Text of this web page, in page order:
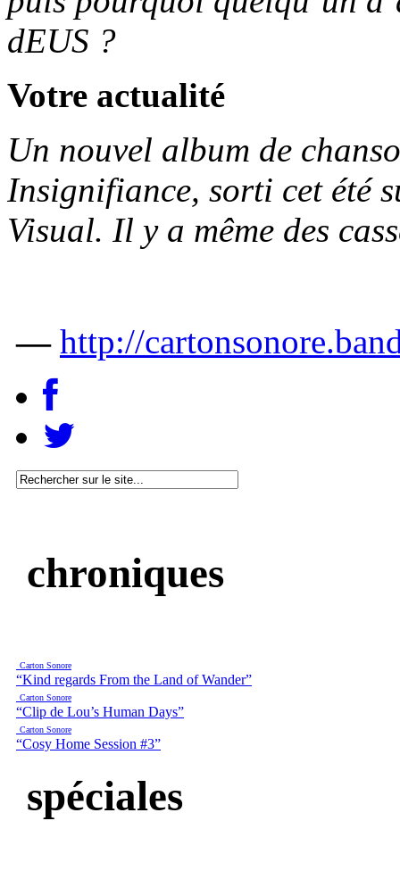
dEUS ?
Votre actualité
Un nouvel album de
Insignifiance, sorti cet été
Visual. Il y a même des
— http://
chroniques
Carton Sonore
“Kind regards From the Land of Wander”
Carton Sonore
“Clip de Lou’s Human Days”
Carton Sonore
“Cosy Home Session #3”
spéciales